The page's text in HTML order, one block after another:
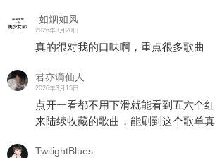
-如烟如风
2026年3月20日
真的很对我的口味啊，重点很多歌曲
君亦谪仙人
2026年3月15日
点开一看都不用下滑就能看到五六个
来陆续收藏的歌曲，能刷到这个歌单
TwilightBlues